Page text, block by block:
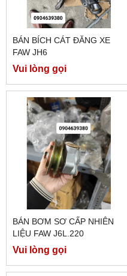
BÁN BÍCH CÁT ĐĂNG XE
FAW JH6
Vui lòng gọi
BÁN BƠM SƠ CẤP NHIÊN
LIỆU FAW J6L.220
Vui lòng gọi